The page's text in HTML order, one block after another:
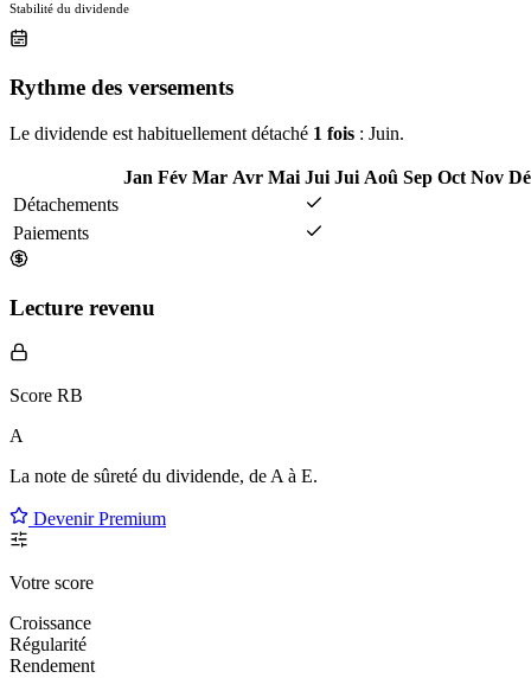
Stabilité du dividende
Rythme des versements
Le dividende est habituellement détaché 1 fois : Juin.
Jan Fév Mar Avr Mai Jui Jui Aoû Sep Oct Nov
Détachements
Paiements
Lecture revenu
Score RB
A
La note de sûreté du dividende, de A à E.
Devenir Premium
Votre score
Croissance
Régularité
Rendement